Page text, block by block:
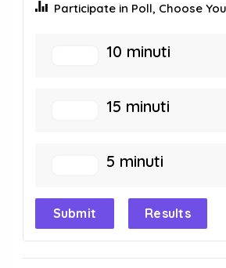
Participate in Poll, Choose
10 minuti
15 minuti
5 minuti
Submit Results